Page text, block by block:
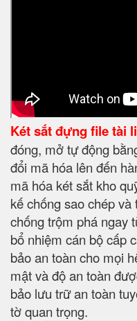
Két sắt đựng file tài
đóng, mở tự động
đổi mã hóa lên đến
mã hóa két sắt kho
kế chống sao chép
chống trộm phá ngay
bổ nhiệm cán bộ cấp
bảo an toàn cho mọi
mật và độ an toàn
bảo lưu trữ an toàn
tờ quan trọng.